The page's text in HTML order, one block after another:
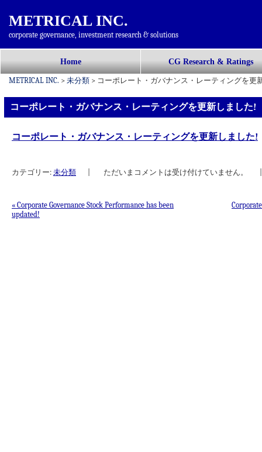
METRICAL INC.
corporate governance, investment research & solutions
メインメニュー
ン
ン
ツ
へ
Home CG Research & Ratings
METRICAL INC. > 未分類 > コーポレート・ガバナンス・レーティングを更
コーポレート・ガバナンス・レーティングを更新しました!
コーポレート・ガバナンス・レーティングを更新しました!
カテゴリー: 未分類 ただいまコメントは受け付けていません。
投稿ナビゲーション
« Corporate Governance Stock Performance has been
updated!